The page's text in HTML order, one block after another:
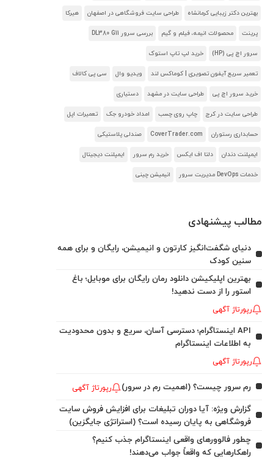
بهترین دکتر زیبایی کرمانشاه طراحی سایت فروشگاهی در اصفهان هیرکا
پرینت محصولات انیمه، فیلم و گیم بررسی سرور DL380 G11
سرور اچ پی (HP) خرید لپ تاپ استوک
تعمیر سریع آیفون تصویری | کوماکس لند ویدیو وال سی پی کالاف
خرید سرور اچ پی طراحی سایت در مشهد دستیاری
طراحی سایت در کرج چاپ روی چسب امداد خودرو جک تعمیرات اپل
حسابداری رستوران CoverTrader.com صندلی پلاستیکی
ایمپلنت دندان دلتا اف ایکس خرید رم سرور ایمپلنت دیجیتال
خدمات DevOps مدیریت سرور انیمیشن چینی
مطالب پیشنهادی
دنیای شگفت‌انگیز کارتون و انیمیشن، رایگان و برای همه
سنین کودک
بهترین اپلیکیشن دانلود رمان رایگان برای موبایل؛ باغ
استور را از دست ندهید!
رپورتاژ آگهی
API اینستاگرام؛ دسترسی آسان، سریع و بدون محدودیت
به اطلاعات اینستاگرام
رپورتاژ آگهی
رم سرور چیست؟ (اهمیت رم در سرور) رپورتاژ آگهی
گزارش ویژه: آیا دوران تبلیغات برای افزایش فروش سایت
فروشگاهی به پایان رسیده است؟ (استراتژی جایگزین)
چطور فالوورهای واقعی اینستاگرام جذب کنیم؟
راهکارهایی که واقعاً جواب می‌دهند!